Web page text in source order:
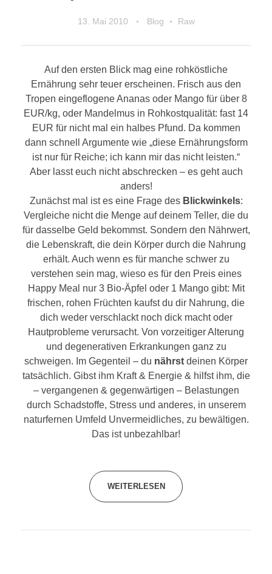
13. Mai 2010 Blog Raw
Auf den ersten Blick mag eine rohköstliche
Ernährung sehr teuer erscheinen. Frisch aus den
Tropen eingeflogene Ananas oder Mango für über 8
EUR/kg, oder Mandelmus in Rohkostqualität: fast 14
EUR für nicht mal ein halbes Pfund. Da kommen
dann schnell Argumente wie „diese Ernährungsform
ist nur für Reiche; ich kann mir das nicht leisten.“
Aber lasst euch nicht abschrecken – es geht auch
anders!
Zunächst mal ist es eine Frage des Blickwinkels:
Vergleiche nicht die Menge auf deinem Teller, die du
für dasselbe Geld bekommst. Sondern den Nährwert,
die Lebenskraft, die dein Körper durch die Nahrung
erhält. Auch wenn es für manche schwer zu
verstehen sein mag, wieso es für den Preis eines
Happy Meal nur 3 Bio-Äpfel oder 1 Mango gibt: Mit
frischen, rohen Früchten kaufst du dir Nahrung, die
dich weder verschlackt noch dick macht oder
Hautprobleme verursacht. Von vorzeitiger Alterung
und degenerativen Erkrankungen ganz zu
schweigen. Im Gegenteil – du nährst deinen Körper
tatsächlich. Gibst ihm Kraft & Energie & hilfst ihm, die
– vergangenen & gegenwärtigen – Belastungen
durch Schadstoffe, Stress und anderes, in unserem
naturfernen Umfeld Unvermeidliches, zu bewältigen.
Das ist unbezahlbar!
WEITERLESEN